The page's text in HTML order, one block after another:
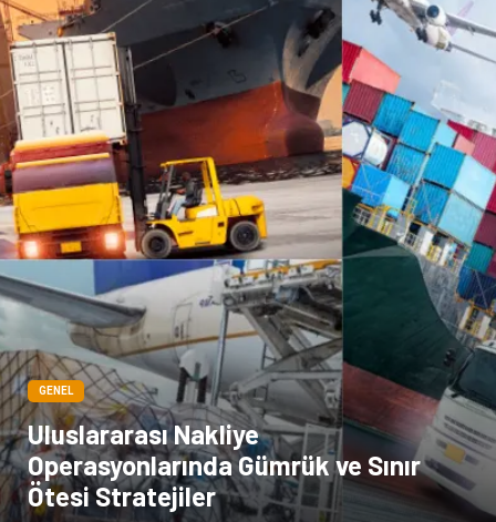
GENEL
Uluslararası Nakliye
Operasyonlarında Gümrük ve Sınır
Ötesi Stratejiler